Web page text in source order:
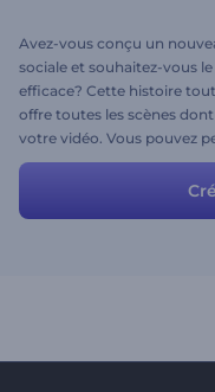
Avez-vous conçu un
sociale et souhaitez-vous
efficace? Cette histoire
offre toutes les scènes
votre vidéo. Vous pouvez
selon vos idées.
textes et commencez à